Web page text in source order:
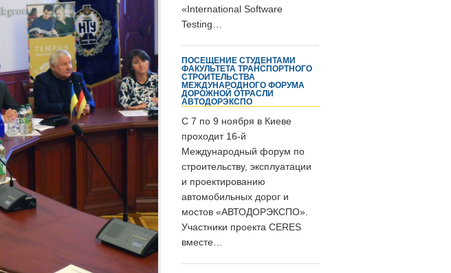
«International Software
Testing…
ПОСЕЩЕНИЕ СТУДЕНТАМИ
ФАКУЛЬТЕТА ТРАНСПОРТНОГО
СТРОИТЕЛЬСТВА
МЕЖДУНАРОДНОГО ФОРУМА
ДОРОЖНОЙ ОТРАСЛИ
АВТОДОРЭКСПО
С 7 по 9 ноября в Киеве
проходит 16-й
Международный форум по
строительству, эксплуатации
и проектированию
автомобильных дорог и
мостов «АВТОДОРЭКСПО».
Участники проекта CERES
вместе…